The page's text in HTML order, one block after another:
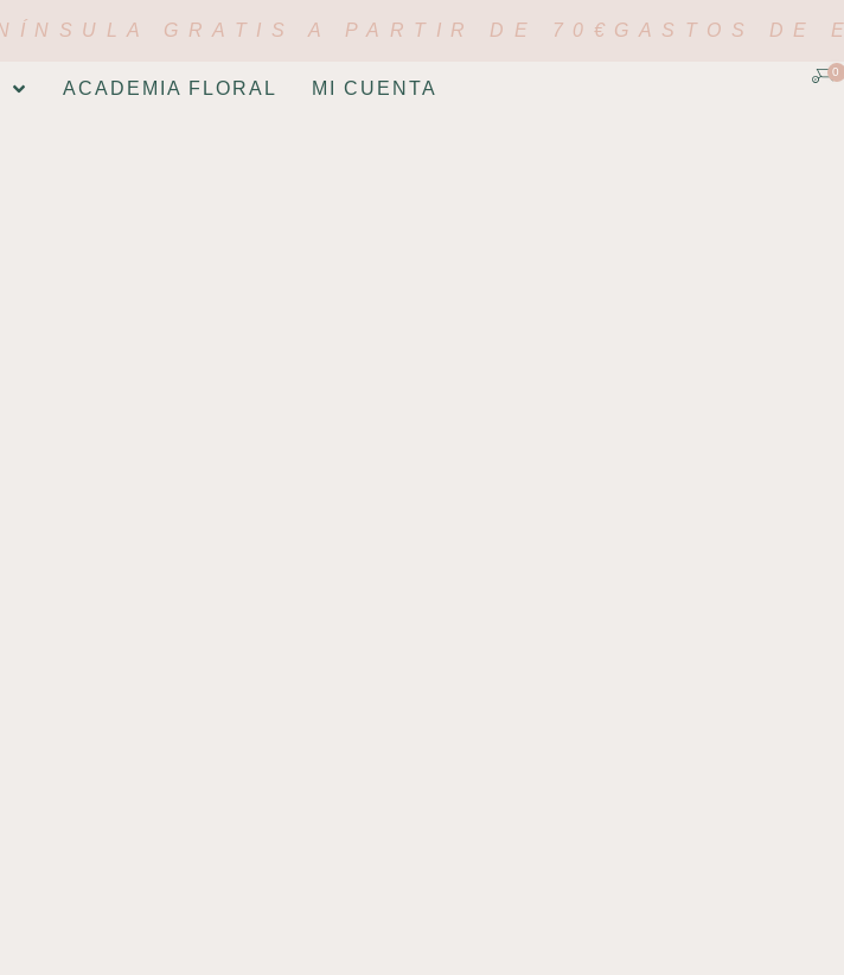
GRATIS A PARTIR DE 70€ GASTOS DE
ACADEMIA FLORAL MI CUENTA
0